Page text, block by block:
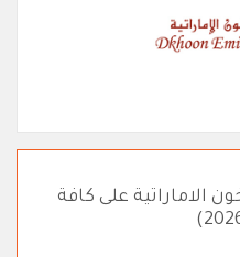
الاماراتية على كافة